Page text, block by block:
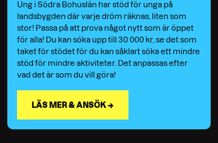
Ung i Södra Bohuslän har stöd för unga på
landsbygden där varje dröm räknas, liten som
stor! Passa på att prova något nytt som är öppet
för alla! Du kan söka upp till 30 000 kr, se det som
taket för stödet för du kan såklart söka ett mindre
stöd för mindre aktiviteter. Det anpassas efter
vad det är som du vill göra!
LÄS MER & ANSÖK →